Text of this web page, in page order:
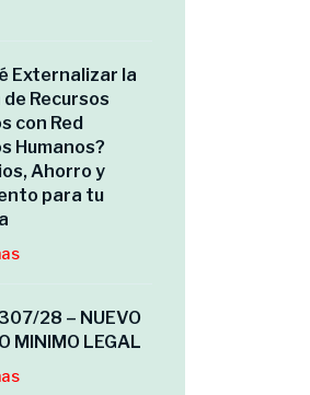
Externalizar la
Recursos
con Red
Humanos?
Ahorro y
para tu
28 – NUEVO
MINIMO LEGAL